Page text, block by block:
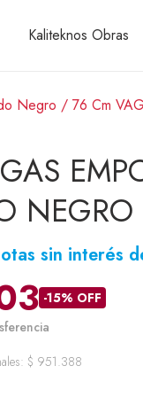
by side
freezer superior
freezer inferior
y Frigobares
y licuadoras
Kaliteknos Obras
Negro / 76 Cm
$ 951.388
sin interés
-15% OFF